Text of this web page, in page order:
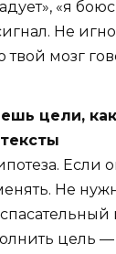
«я
Не
твой мозг
цели,
Если
Не
спасательный
цель —